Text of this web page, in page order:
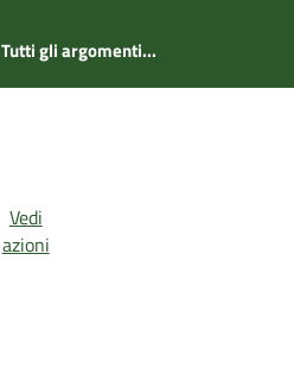
Tutti gli argomenti...
Vedi
azioni